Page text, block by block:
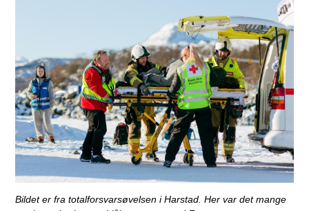
Bildet er fra totalforsvarsøvelsen i Harstad. Her var det mange